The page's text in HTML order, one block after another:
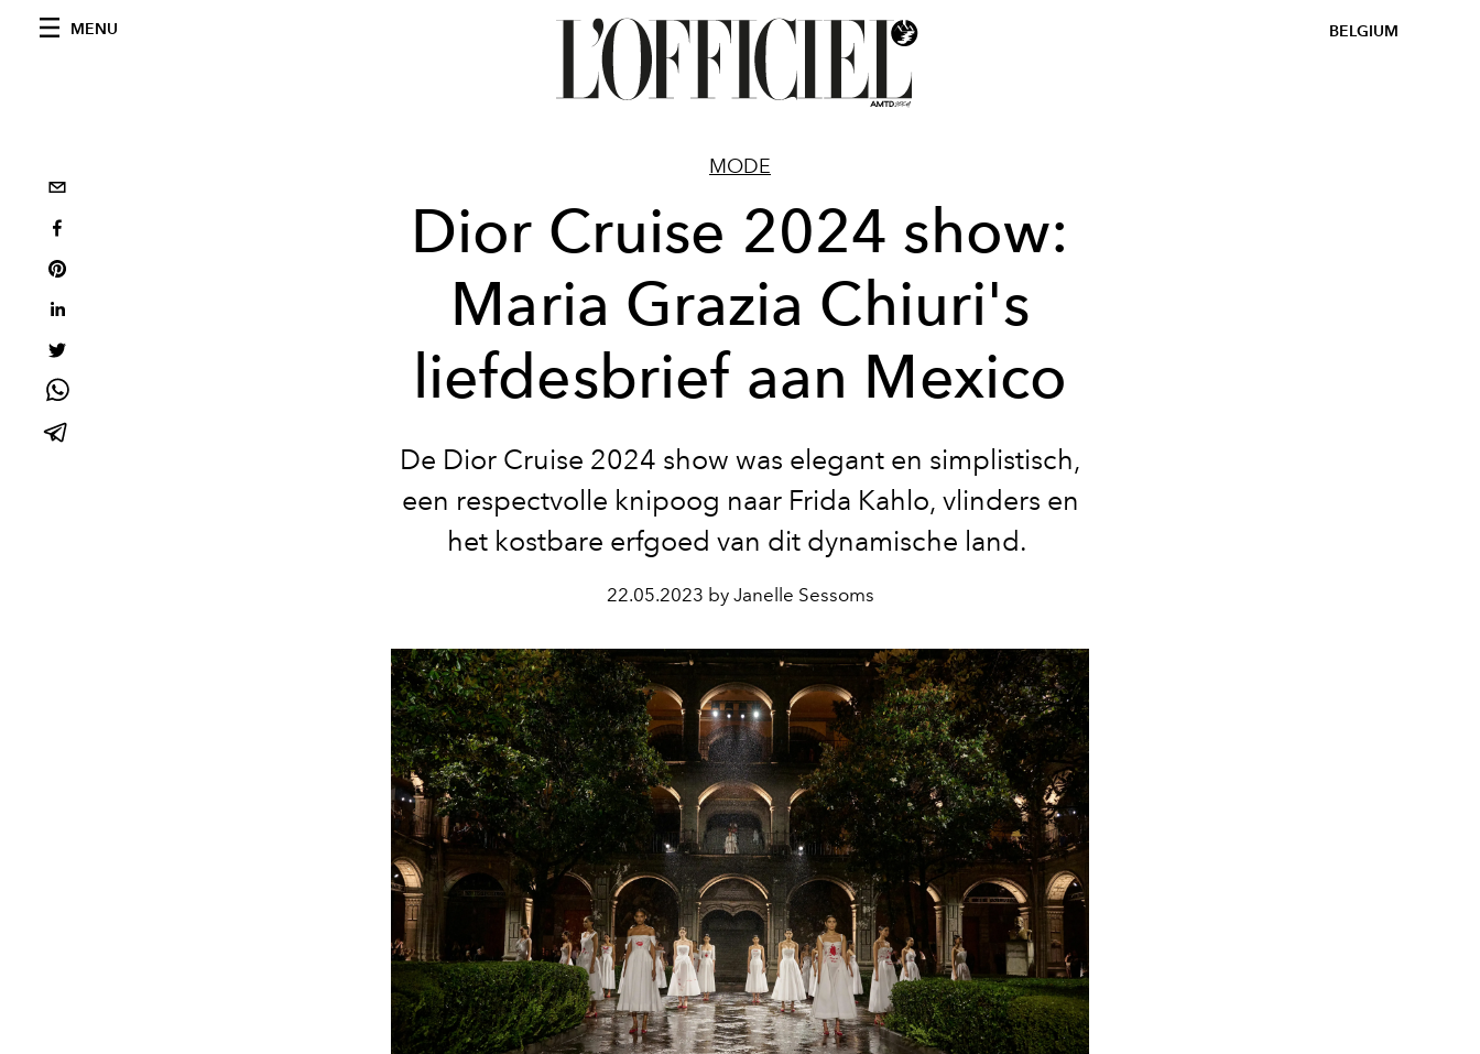
MENU BELGIUM
MODE
Dior Cruise 2024 show:
Maria Grazia Chiuri's
liefdesbrief aan Mexico
De Dior Cruise 2024 show was elegant en simplistisch,
een respectvolle knipoog naar Frida Kahlo, vlinders en
het kostbare erfgoed van dit dynamische land.
22.05.2023 by Janelle Sessoms